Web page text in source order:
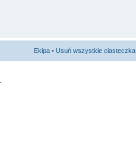
Ekipa • Usuń wszystkie ciasteczka